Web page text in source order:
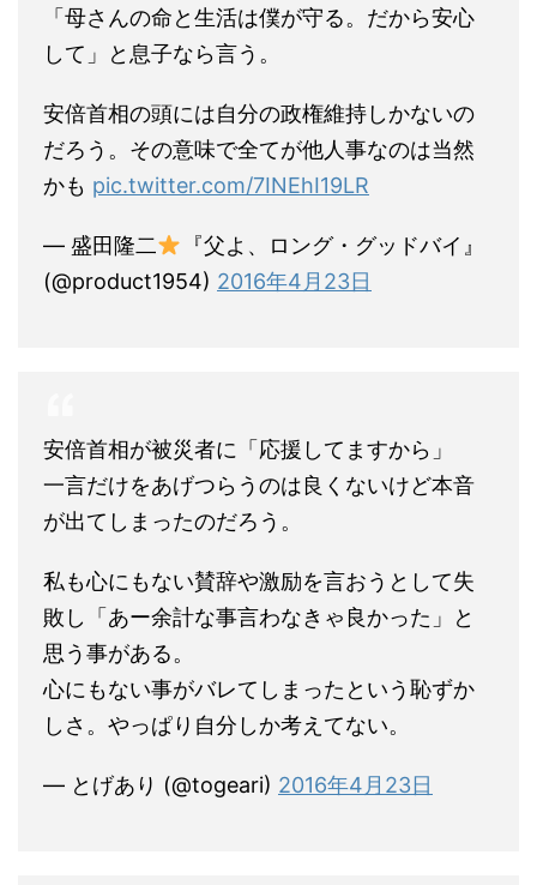
「母さんの命と生活は僕が守る。だから安心
して」と息子なら言う。
安倍首相の頭には自分の政権維持しかないの
だろう。その意味で全てが他人事なのは当然
かも pic.twitter.com/7INEhI19LR
— 盛田隆二
『父よ、ロング・グッドバイ』
(@product1954) 2016年4月23日
安倍首相が被災者に「応援してますから」
一言だけをあげつらうのは良くないけど本音
が出てしまったのだろう。
私も心にもない賛辞や激励を言おうとして失
敗し「あー余計な事言わなきゃ良かった」と
思う事がある。
心にもない事がバレてしまったという恥ずか
しさ。やっぱり自分しか考えてない。
— とげあり (@togeari) 2016年4月23日